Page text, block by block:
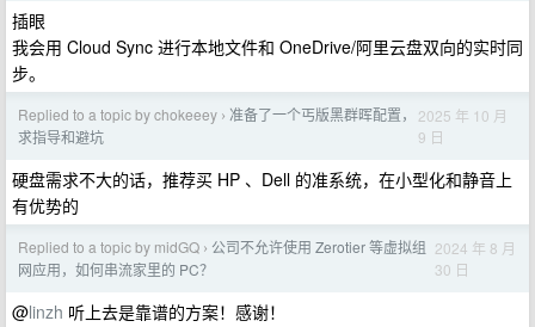
插眼
我会用 Cloud Sync 进行本地文件和 OneDrive/阿里云盘双向的实时同
步。
Replied to a topic by chokeeey › 准备了一个丐版黑群晖配置，
求指导和避坑
2025 年 10 月
9 日
硬盘需求不大的话，推荐买 HP 、Dell 的准系统，在小型化和静音上
有优势的
Replied to a topic by midGQ › 公司不允许使用 Zerotier 等虚拟组
网应用，如何串流家里的 PC？
2024 年 8 月
30 日
@linzh 听上去是靠谱的方案！感谢！